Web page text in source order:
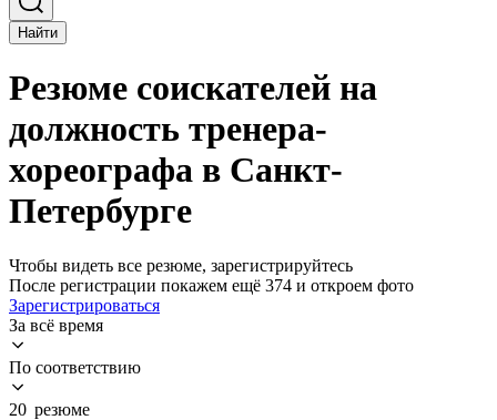
Найти
Резюме соискателей на
должность тренера-
хореографа в Санкт-
Петербурге
Чтобы видеть все резюме, зарегистрируйтесь
После регистрации покажем ещё 374 и откроем фото
Зарегистрироваться
За всё время
По соответствию
20 резюме